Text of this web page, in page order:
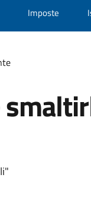
Imposte